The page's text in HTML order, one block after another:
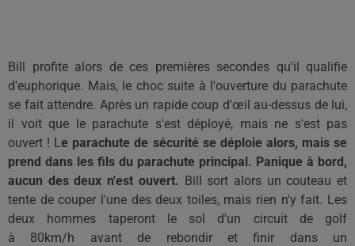
Bill profite alors de ces premières secondes qu'il qualifie
d'euphorique. Mais, le choc suite à l'ouverture du parachute
se fait attendre. Après un rapide coup d'œil au-dessus de lui,
il voit que le parachute s'est déployé, mais ne s'est pas
ouvert ! Le parachute de sécurité se déploie alors, mais se
prend dans les fils du parachute principal. Panique à bord,
aucun des deux n'est ouvert. Bill sort alors un couteau et
tente de couper l'une des deux toiles, mais rien n'y fait. Les
deux hommes taperont le sol d'un circuit de golf
à
80km/h
avant de rebondir et finir dans un